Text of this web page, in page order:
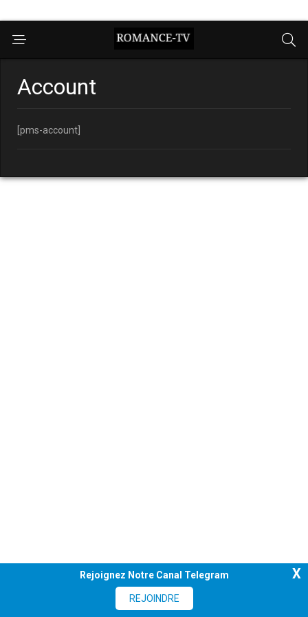
Account
[pms-account]
Rejoignez Notre Canal Telegram
REJOINDRE
X